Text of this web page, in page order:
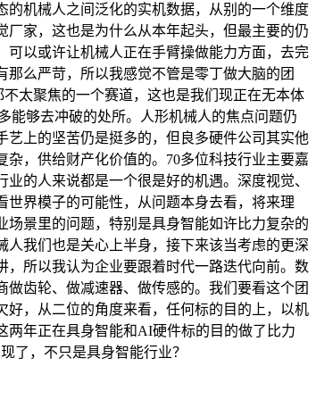
机械人之间泛化的实机数据，从别的一个维度
家，这也是为什么从本年起头，但最主要的仍
以或许让机械人正在手臂操做能力方面，去完
么严苛，所以我感觉不管是零丁做大脑的团
太聚焦的一个赛道，这也是我们现正在无本体
能够去冲破的处所。人形机械人的焦点问题仍
上的坚苦仍是挺多的，但良多硬件公司其实他
，供给财产化价值的。70多位科技行业主要嘉
的人来说都是一个很是好的机遇。深度视觉、
界模子的可能性，从问题本身去看，将来理
景里的问题，特别是具身智能如许比力复杂的
我们也是关心上半身，接下来该当考虑的更深
所以我认为企业要跟着时代一路迭代向前。数
齿轮、做减速器、做传感的。我们要看这个团
，从二位的角度来看，任何标的目的上，以机
两年正在具身智能和AI硬件标的目的做了比力
了，不只是具身智能行业？